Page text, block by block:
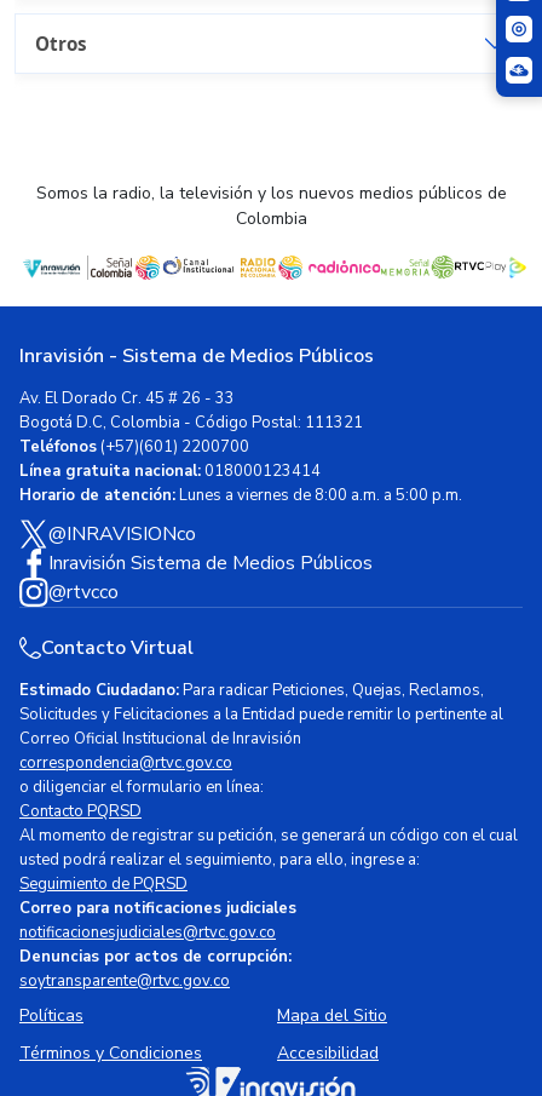
Otros
Somos la radio, la televisión y los nuevos medios públicos de
Colombia
Inravisión - Sistema de Medios Públicos
Av. El Dorado Cr. 45 # 26 - 33
Bogotá D.C, Colombia - Código Postal: 111321
Teléfonos(+57)(601) 2200700
Línea gratuita nacional:018000123414
Horario de atención:Lunes a viernes de 8:00 a.m. a 5:00 p.m.
@INRAVISIONco
Inravisión Sistema de Medios Públicos
@rtvcco
Contacto Virtual
Estimado Ciudadano:Para radicar Peticiones, Quejas, Reclamos,
Solicitudes y Felicitaciones a la Entidad puede remitir lo pertinente al
Correo Oficial Institucional de Inravisión
correspondencia@rtvc.gov.co
o diligenciar el formulario en línea:
Contacto PQRSD
Al momento de registrar su petición, se generará un código con el cual
usted podrá realizar el seguimiento, para ello, ingrese a:
Seguimiento de PQRSD
Correo para notificaciones judiciales
notificacionesjudiciales@rtvc.gov.co
Denuncias por actos de corrupción:
soytransparente@rtvc.gov.co
Políticas
Mapa del Sitio
Términos y Condiciones
Accesibilidad